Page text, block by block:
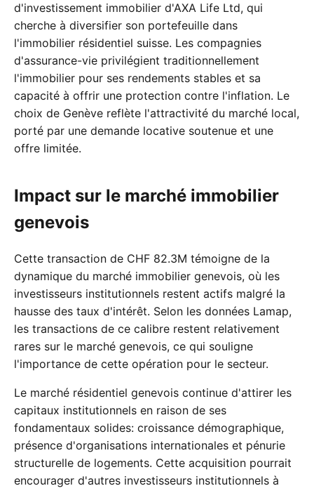
d'investissement immobilier d'AXA Life Ltd, qui
cherche à diversifier son portefeuille dans
l'immobilier résidentiel suisse. Les compagnies
d'assurance-vie privilégient traditionnellement
l'immobilier pour ses rendements stables et sa
capacité à offrir une protection contre l'inflation. Le
choix de Genève reflète l'attractivité du marché local,
porté par une demande locative soutenue et une
offre limitée.
Impact sur le marché immobilier
genevois
Cette transaction de CHF 82.3M témoigne de la
dynamique du marché immobilier genevois, où les
investisseurs institutionnels restent actifs malgré la
hausse des taux d'intérêt. Selon les données Lamap,
les transactions de ce calibre restent relativement
rares sur le marché genevois, ce qui souligne
l'importance de cette opération pour le secteur.
Le marché résidentiel genevois continue d'attirer les
capitaux institutionnels en raison de ses
fondamentaux solides: croissance démographique,
présence d'organisations internationales et pénurie
structurelle de logements. Cette acquisition pourrait
encourager d'autres investisseurs institutionnels à